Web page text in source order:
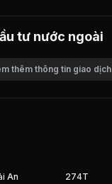
tư nước ngoài
thêm thông tin giao dịch
An 274T